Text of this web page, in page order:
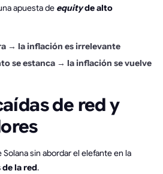
apuesta de equityde alto
→ la inflación es irrelevante
se estanca → la inflación se vuelve
de red y
sin abordar el elefante en la
de la red.